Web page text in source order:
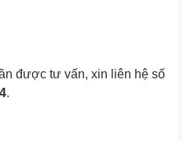
được tư vấn, xin liên hệ số
.